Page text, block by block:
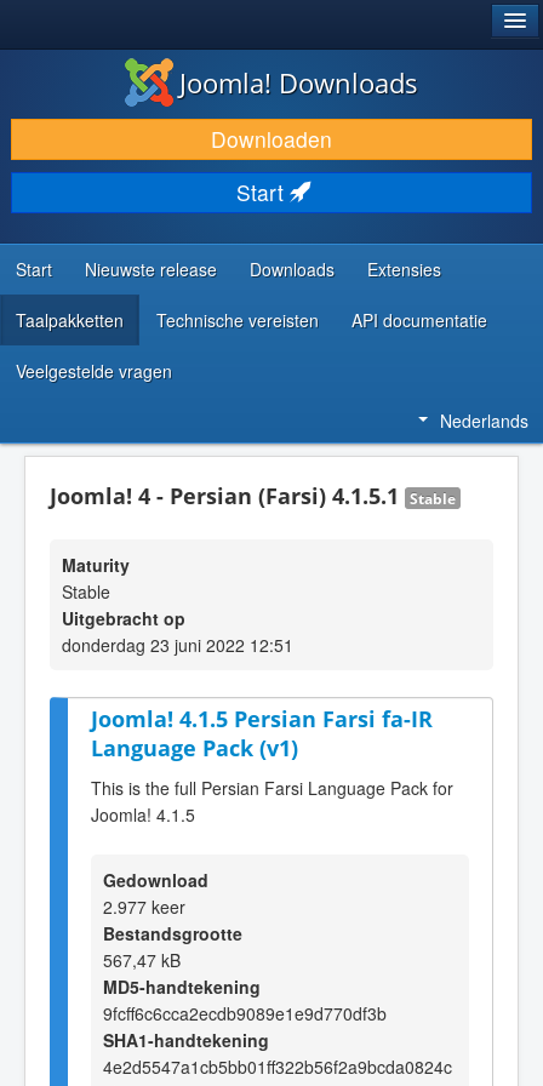
DOWNLOAD & BREID UIT
ONTDEK & LEER
COMMUNITY & ONDERSTEUNING
ONTWIKKELAARSBRONNEN
Joomla! Downloads
Downloaden
Start
Start Nieuwste release Downloads Extensies
Taalpakketten Technische vereisten API documentatie
Veelgestelde vragen
Nederlands
Joomla! 4 - Persian (Farsi) 4.1.5.1 Stable
Maturity
Stable
Uitgebracht op
donderdag 23 juni 2022 12:51
Joomla! 4.1.5 Persian Farsi fa-IR
Language Pack (v1)
This is the full Persian Farsi Language Pack for
Joomla! 4.1.5
Gedownload
2.977 keer
Bestandsgrootte
567,47 kB
MD5-handtekening
9fcff6c6cca2ecdb9089e1e9d770df3b
SHA1-handtekening
4e2d5547a1cb5bb01ff322b56f2a9bcda0824c